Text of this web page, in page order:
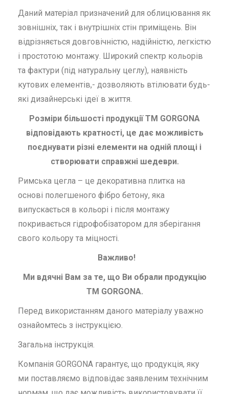
Даний матеріал призначений для облицювання як
зовнішніх, так і внутрішніх стін приміщень. Він
відрізняється довговічністю, надійністю, легкістю
і простотою монтажу. Широкий спектр кольорів
та фактури (під натуральну цеглу), наявність
кутових елементів,- дозволяють втілювати будь-
які дизайнерські ідеї в життя.
Розміри більшості продукції ТМ GORGONA
відповідають кратності, це дає можливість
поєднувати різні елементи на одній площі і
створювати справжні шедеври.
Римська цегла – це декоративна плитка на
основі полегшеного фібро бетону, яка
випускається в кольорі і після монтажу
покривається гідрофобізатором для зберігання
свого кольору та міцності.
Важливо!
Ми вдячні Вам за те, що Ви обрали продукцію
ТМ GORGONA.
Перед використанням даного матеріалу уважно
ознайомтесь з інструкцією.
Загальна інструкція.
Компанія GORGONA гарантує, що продукція, яку
ми поставляємо відповідає заявленим технічним